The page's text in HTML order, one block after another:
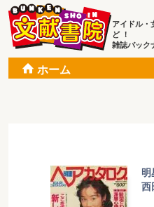
アイドル・
ど ！
雑誌バック
ホーム
西